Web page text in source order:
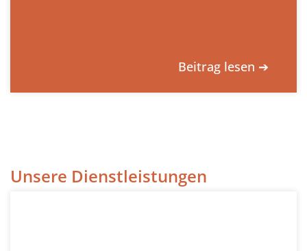
Beitrag lesen ➔
Unsere Dienstleistungen